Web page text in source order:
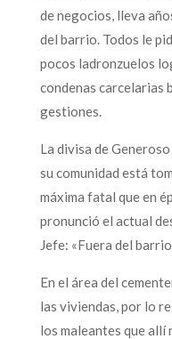
de negocios, lleva
del barrio. Todos le
pocos ladronzuelos
condenas carcelarias
gestiones.
La divisa de
su comunidad está
máxima fatal que en
pronunció el actual
Jefe: «Fuera del
En el área del
las viviendas, por lo
los maleantes que allí